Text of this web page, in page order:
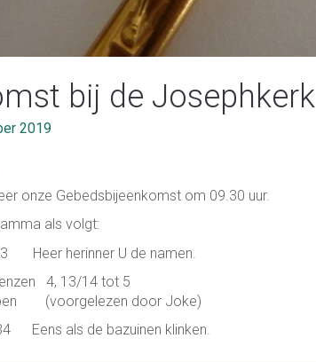
bij de Josephkerk
2019
onze Gebedsbijeenkomst om 09.30 uur.
als volgt:
herinner U de namen.
4, 13/14 tot 5
door Joke)
de bazuinen klinken.